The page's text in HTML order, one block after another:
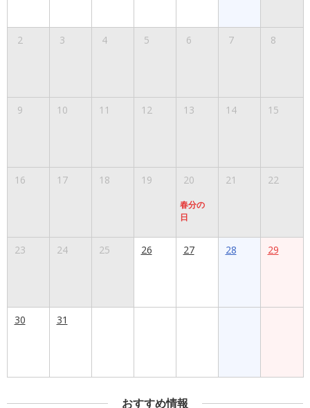
2 3 4 5 6 7 8
9 10 11 12 13 14 15
16 17 18 19 20
春分の
日
21 22
23 24 25 26 27 28 29
30 31
おすすめ情報